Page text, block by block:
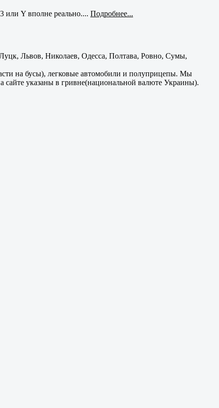
или Y вполне реально.... Подробнее...
Львов, Николаев, Одесса, Полтава, Ровно, Сумы,
на бусы), легковые автомобили и полуприцепы. Мы
сайте указаны в гривне(национальной валюте Украины).